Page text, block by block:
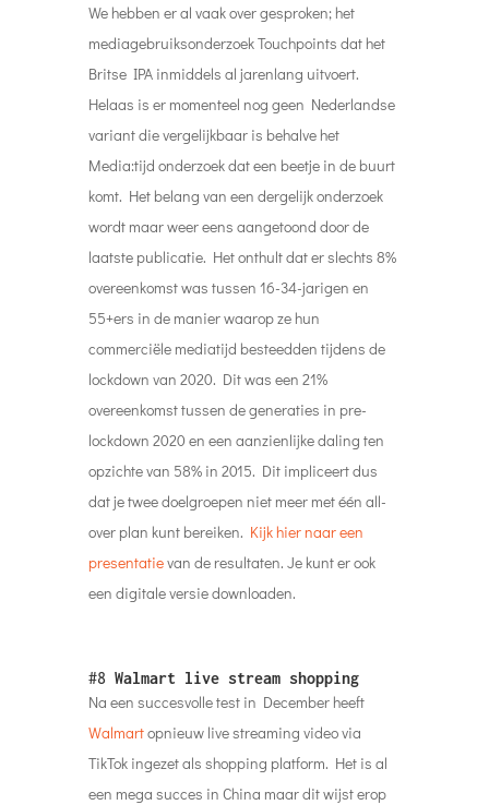
We hebben er al vaak over gesproken; het
mediagebruiksonderzoek Touchpoints dat het
Britse IPA inmiddels al jarenlang uitvoert.
Helaas is er momenteel nog geen Nederlandse
variant die vergelijkbaar is behalve het
Media:tijd onderzoek dat een beetje in de buurt
komt. Het belang van een dergelijk onderzoek
wordt maar weer eens aangetoond door de
laatste publicatie. Het onthult dat er slechts 8%
overeenkomst was tussen 16-34-jarigen en
55+ers in de manier waarop ze hun
commerciële mediatijd besteedden tijdens de
lockdown van 2020. Dit was een 21%
overeenkomst tussen de generaties in pre-
lockdown 2020 en een aanzienlijke daling ten
opzichte van 58% in 2015. Dit impliceert dus
dat je twee doelgroepen niet meer met één all-
over plan kunt bereiken. Kijk hier naar een
presentatievan de resultaten. Je kunt er ook
een digitale versie downloaden.
#8 Walmart live stream shopping
Na een succesvolle test in December heeft
Walmartopnieuw live streaming video via
TikTok ingezet als shopping platform. Het is al
een mega succes in China maar dit wijst erop